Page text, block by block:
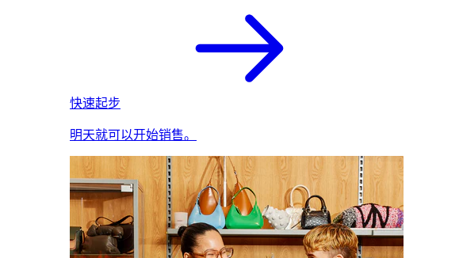
快速起步
明天就可以开始销售。